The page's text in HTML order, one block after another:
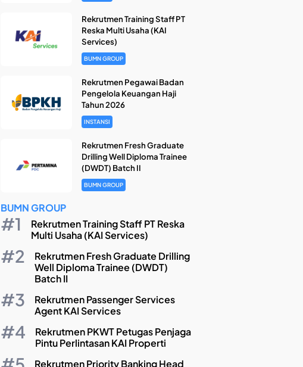
Rekrutmen Training Staff PT
Reska Multi Usaha (KAI
Services)
BUMN GROUP
Rekrutmen Pegawai Badan
Pengelola Keuangan Haji
Tahun 2026
INSTANSI
Rekrutmen Fresh Graduate
Drilling Well Diploma Trainee
(DWDT) Batch II
BUMN GROUP
BUMN GROUP
Rekrutmen Training Staff PT Reska
Multi Usaha (KAI Services)
Rekrutmen Fresh Graduate Drilling
Well Diploma Trainee (DWDT)
Batch II
Rekrutmen Passenger Services
Agent KAI Services
Rekrutmen PKWT Petugas Penjaga
Pintu Perlintasan KAI Properti
Rekrutmen Priority Banking Head